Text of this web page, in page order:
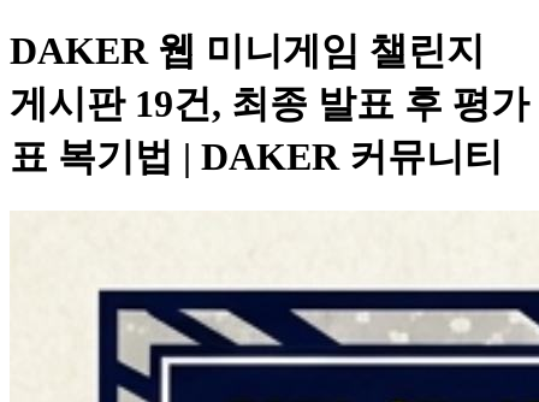
DAKER 웹 미니게임 챌린지
게시판 19건, 최종 발표 후 평가
표 복기법 | DAKER 커뮤니티